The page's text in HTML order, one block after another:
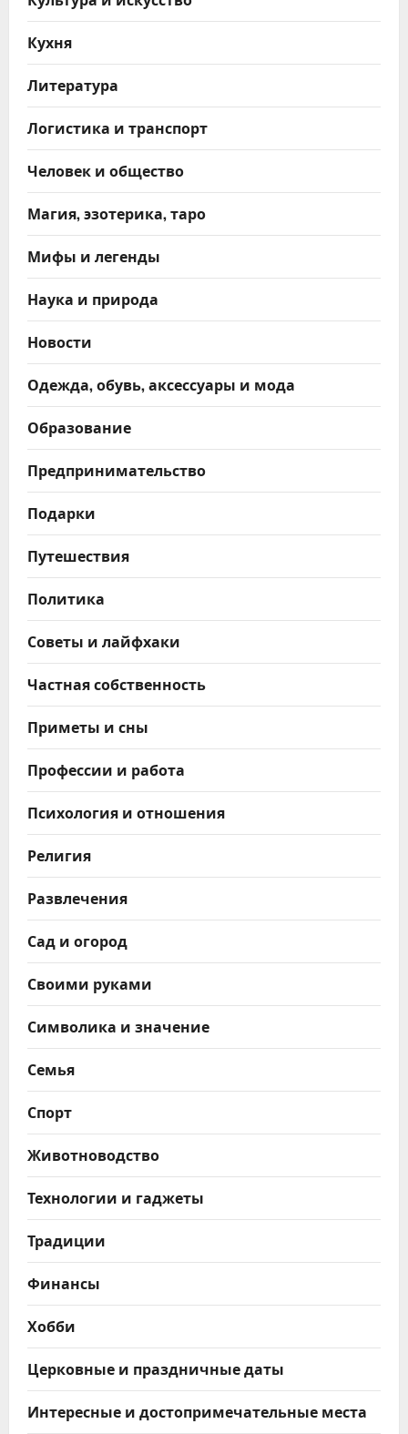
Кухня
Литература
Логистика и транспорт
Человек и общество
Магия, эзотерика, таро
Мифы и легенды
Наука и природа
Новости
Одежда, обувь, аксессуары и мода
Образование
Предпринимательство
Подарки
Путешествия
Политика
Советы и лайфхаки
Частная собственность
Приметы и сны
Профессии и работа
Психология и отношения
Религия
Развлечения
Сад и огород
Своими руками
Символика и значение
Семья
Спорт
Животноводство
Технологии и гаджеты
Традиции
Финансы
Хобби
Церковные и праздничные даты
Интересные и достопримечательные места